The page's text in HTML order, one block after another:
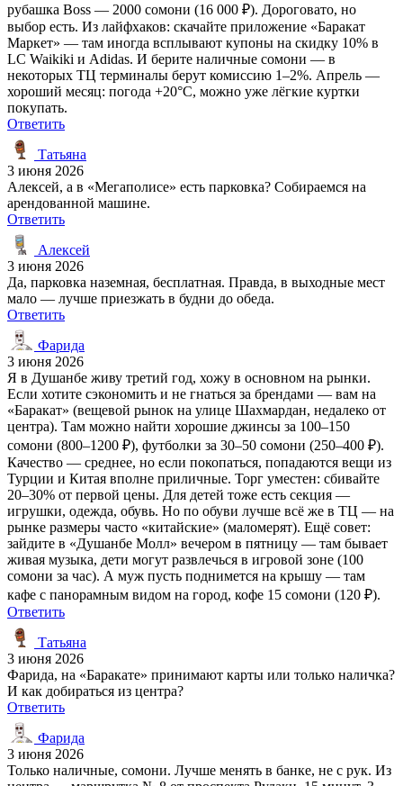
рубашка Boss — 2000 сомони (16 000 ₽). Дороговато, но
выбор есть. Из лайфхаков: скачайте приложение «Баракат
Маркет» — там иногда всплывают купоны на скидку 10% в
LC Waikiki и Adidas. И берите наличные сомони — в
некоторых ТЦ терминалы берут комиссию 1–2%. Апрель —
хороший месяц: погода +20°C, можно уже лёгкие куртки
покупать.
Ответить
Татьяна
3 июня 2026
Алексей, а в «Мегаполисе» есть парковка? Собираемся на
арендованной машине.
Ответить
Алексей
3 июня 2026
Да, парковка наземная, бесплатная. Правда, в выходные мест
мало — лучше приезжать в будни до обеда.
Ответить
Фарида
3 июня 2026
Я в Душанбе живу третий год, хожу в основном на рынки.
Если хотите сэкономить и не гнаться за брендами — вам на
«Баракат» (вещевой рынок на улице Шахмардан, недалеко от
центра). Там можно найти хорошие джинсы за 100–150
сомони (800–1200 ₽), футболки за 30–50 сомони (250–400 ₽).
Качество — среднее, но если покопаться, попадаются вещи из
Турции и Китая вполне приличные. Торг уместен: сбивайте
20–30% от первой цены. Для детей тоже есть секция —
игрушки, одежда, обувь. Но по обуви лучше всё же в ТЦ — на
рынке размеры часто «китайские» (маломерят). Ещё совет:
зайдите в «Душанбе Молл» вечером в пятницу — там бывает
живая музыка, дети могут развлечься в игровой зоне (100
сомони за час). А муж пусть поднимется на крышу — там
кафе с панорамным видом на город, кофе 15 сомони (120 ₽).
Ответить
Татьяна
3 июня 2026
Фарида, на «Баракате» принимают карты или только наличка?
И как добираться из центра?
Ответить
Фарида
3 июня 2026
Только наличные, сомони. Лучше менять в банке, не с рук. Из